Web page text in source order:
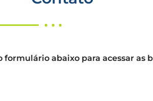
• • •
formulário abaixo para acessar as